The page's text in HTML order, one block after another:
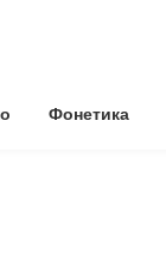
Фонетика